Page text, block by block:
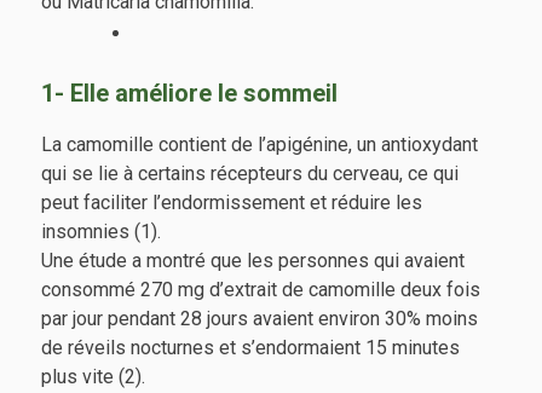
1- Elle améliore le sommeil
La camomille contient de l’apigénine, un antioxydant
qui se lie à certains récepteurs du cerveau, ce qui
peut faciliter l’endormissement et réduire les
insomnies (1).
Une étude a montré que les personnes qui avaient
consommé 270 mg d’extrait de camomille deux fois
par jour pendant 28 jours avaient environ 30% moins
de réveils nocturnes et s’endormaient 15 minutes
plus vite (2).